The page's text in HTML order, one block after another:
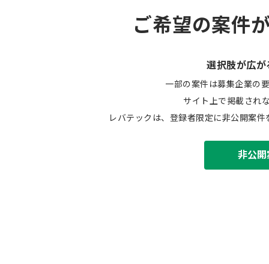
ご希望の案件
選択肢が広が
一部の案件は募集企業の
サイト上で掲載され
レバテックは、登録者限定に非公開案
非公